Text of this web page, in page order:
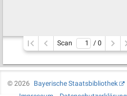
Scan / 0
©2026
Bayerische Staatsbibliothek